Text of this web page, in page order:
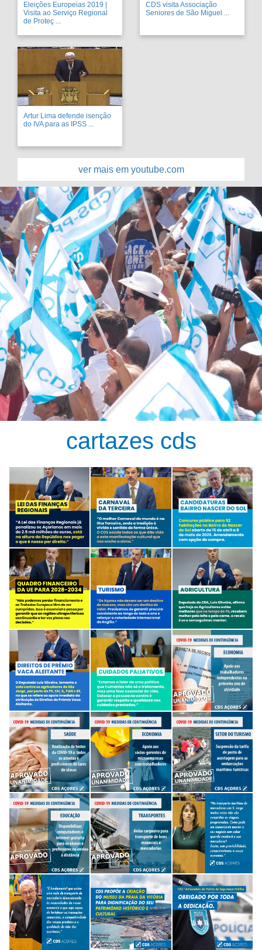
Eleições Europeias 2019 |
Visita ao Serviço Regional
de Proteç ...
CDS visita Associação
Seniores de São Miguel ...
Artur Lima defende isenção
do IVA para as IPSS ...
ver mais em youtube.com
cartazes cds